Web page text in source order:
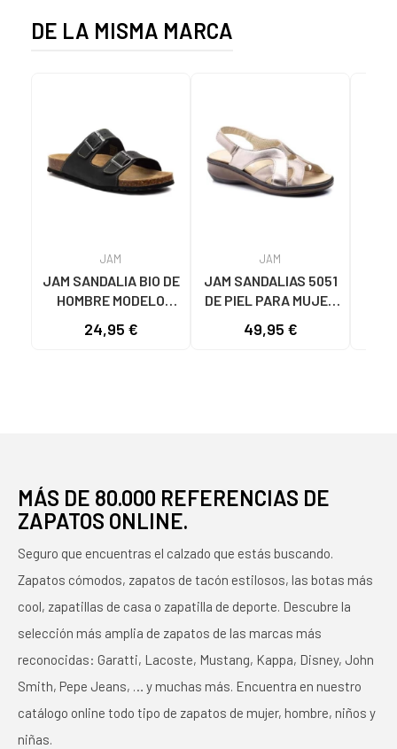
DE LA MISMA MARCA
JAM
JAM SANDALIA BIO DE
HOMBRE MODELO
HEBILLAS NEGRO
24,95 €
JAM
JAM SANDALIAS 5051
DE PIEL PARA MUJER
49,95 €
MÁS DE 80.000 REFERENCIAS DE
ZAPATOS ONLINE.
Seguro que encuentras el calzado que estás buscando.
Zapatos cómodos, zapatos de tacón estilosos, las botas más
cool, zapatillas de casa o zapatilla de deporte. Descubre la
selección más amplia de zapatos de las marcas más
reconocidas: Garatti, Lacoste, Mustang, Kappa, Disney, John
Smith, Pepe Jeans, … y muchas más. Encuentra en nuestro
catálogo online todo tipo de zapatos de mujer, hombre, niños y
niñas.